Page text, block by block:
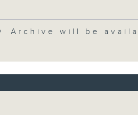
。 Archive will be